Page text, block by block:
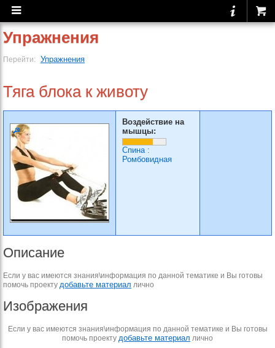
Упражнения
Перейти: Упражнения
Тяга блока к животу
Воздействие на
мышцы:
Спина:
Ромбовидная
Описание
Если у вас имеются знания\информация по данной тематике и Вы готовы
помочь проекту добавьте материал лично
Изображения
Если у вас имеются знания\информация по данной тематике и Вы готовы
помочь проекту добавьте материал лично